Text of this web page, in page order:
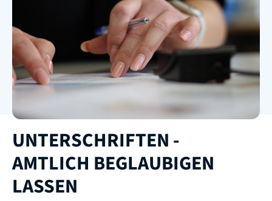
UNTERSCHRIFTEN -
AMTLICH BEGLAUBIGEN
LASSEN